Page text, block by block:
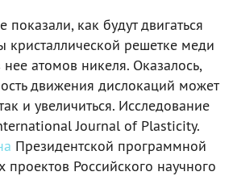
показали, как будут двигаться
кристаллической решетке меди
атомов никеля. Оказалось,
движения дислокаций может
и увеличиться. Исследование
Journal of Plasticity.
Президентской программной
проектов Российского научного